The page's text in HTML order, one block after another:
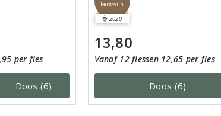
per fles
Doos (6)
Perswijn
2020
13,80
Vanaf 12 flessen 12,65 per fles
Doos (6)